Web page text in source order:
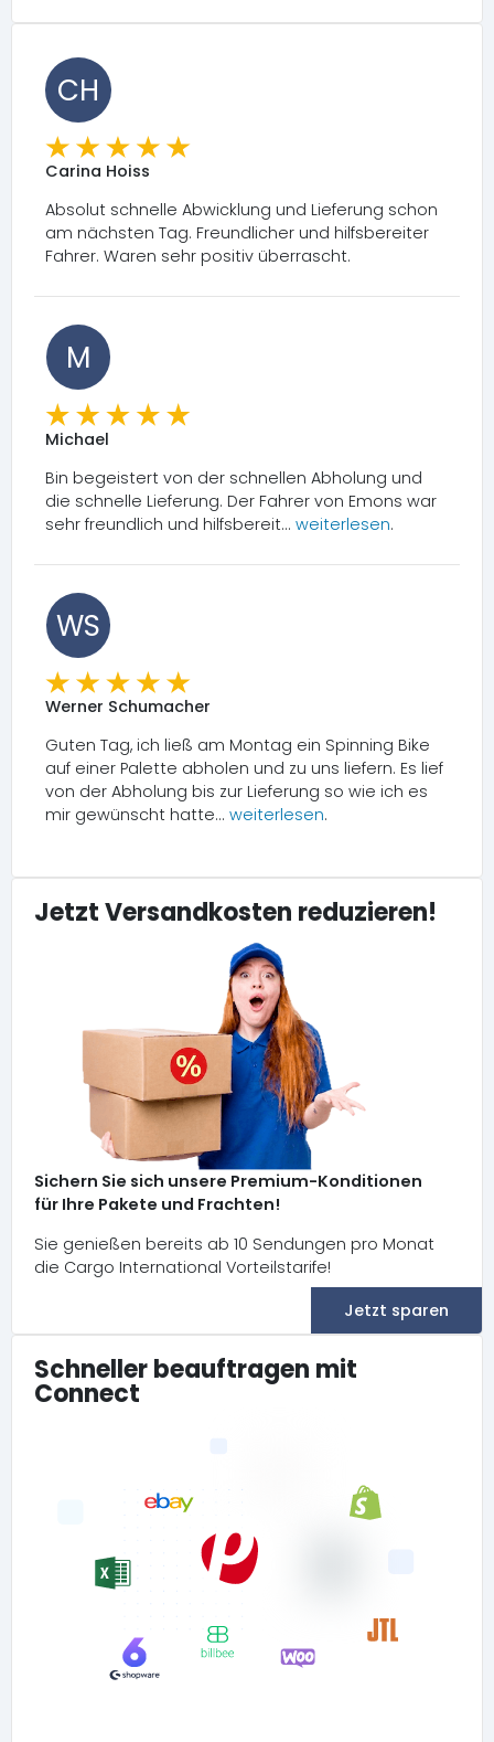
CH
Carina Hoiss
Absolut schnelle Abwicklung und Lieferung schon
am nächsten Tag. Freundlicher und hilfsbereiter
Fahrer. Waren sehr positiv überrascht.
M
Michael
Bin begeistert von der schnellen Abholung und
die schnelle Lieferung. Der Fahrer von Emons war
sehr freundlich und hilfsbereit... weiterlesen.
WS
Werner Schumacher
Guten Tag, ich ließ am Montag ein Spinning Bike
auf einer Palette abholen und zu uns liefern. Es lief
von der Abholung bis zur Lieferung so wie ich es
mir gewünscht hatte... weiterlesen.
Jetzt Versandkosten reduzieren!
Sichern Sie sich unsere Premium-Konditionen
für Ihre Pakete und Frachten!
Sie genießen bereits ab 10 Sendungen pro Monat
die Cargo International Vorteilstarife!
Jetzt sparen
Schneller beauftragen mit
Connect